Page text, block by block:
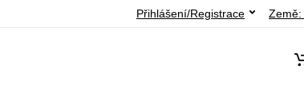
Země:
Přihlášení/Registrace